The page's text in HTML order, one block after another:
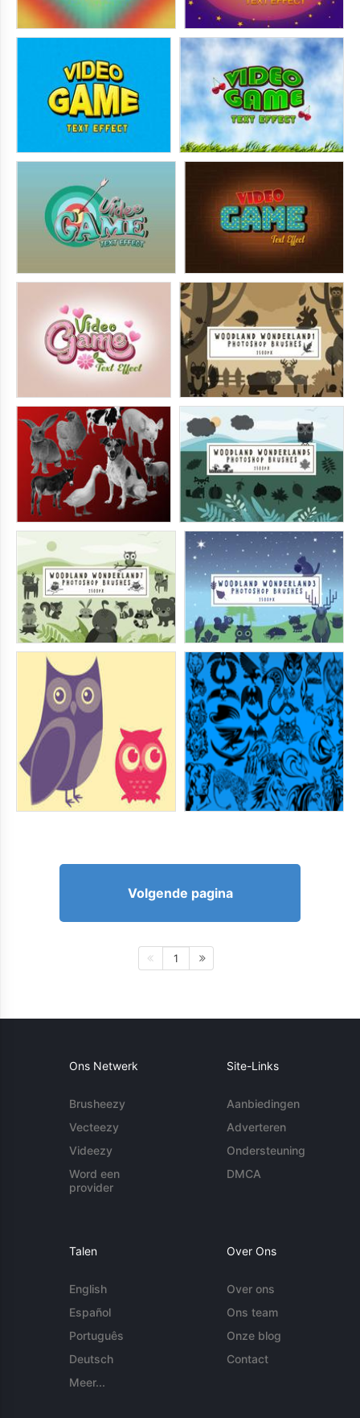
Volgende pagina
1
Ons Netwerk
Brusheezy
Vecteezy
Videezy
Word een
provider
Site-Links
Aanbiedingen
Adverteren
Ondersteuning
DMCA
Talen
English
Español
Português
Deutsch
Meer...
Over Ons
Over ons
Ons team
Onze blog
Contact